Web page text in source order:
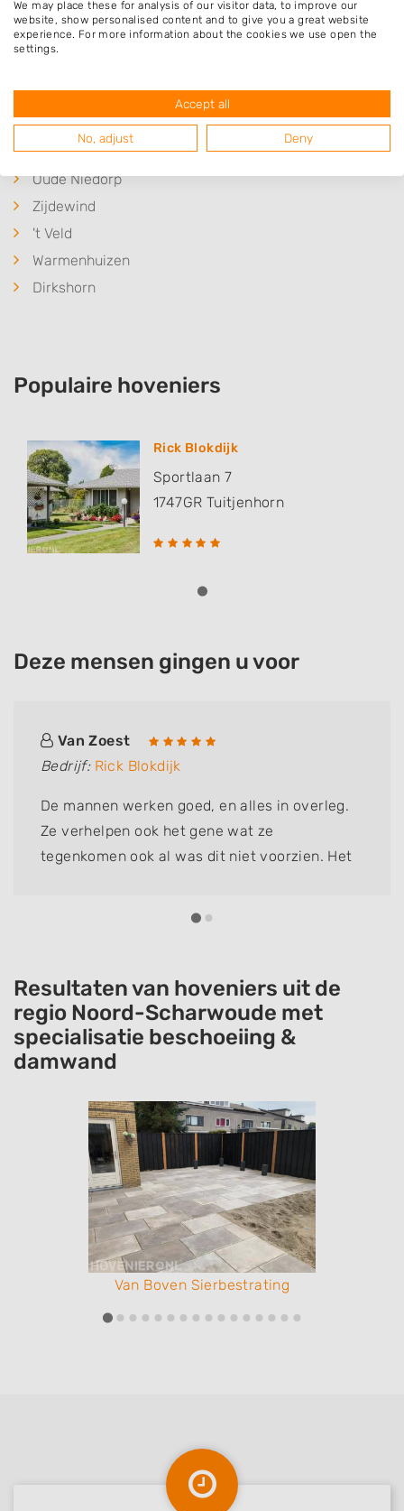
Zuid-Scharwoude
Broek op Langedijk
Heerhugowaard
Koedijk
Oude Niedorp
Zijdewind
't Veld
Warmenhuizen
Dirkshorn
Populaire hoveniers
Rick Blokdijk
Sportlaan 7
1747GR Tuitjenhorn
Deze mensen gingen u voor
Van Zoest
Bedrijf: Rick Blokdijk
De mannen werken goed, en alles in overleg.
Ze verhelpen ook het gene wat ze
tegenkomen ook al was dit niet voorzien. Het
Resultaten van hoveniers uit de
regio Noord-Scharwoude met
specialisatie beschoeiing &
damwand
Van Boven Sierbestrating
We may place these for analysis of our visitor data, to improve our
website, show personalised content and to give you a great website
experience. For more information about the cookies we use open the
settings.
Accept all
No, adjust Deny